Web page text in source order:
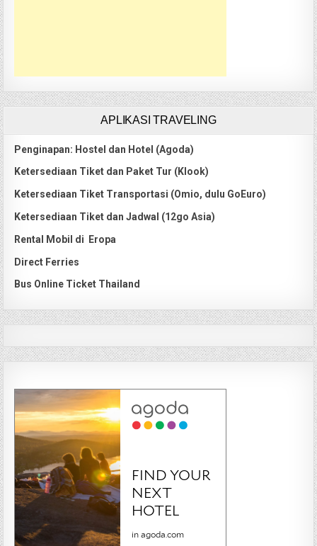
APLIKASI TRAVELING
Penginapan: Hostel dan Hotel (Agoda)
Ketersediaan Tiket dan Paket Tur (Klook)
Ketersediaan Tiket Transportasi (Omio, dulu GoEuro)
Ketersediaan Tiket dan Jadwal (12go Asia)
Rental Mobil di Eropa
Direct Ferries
Bus Online Ticket Thailand